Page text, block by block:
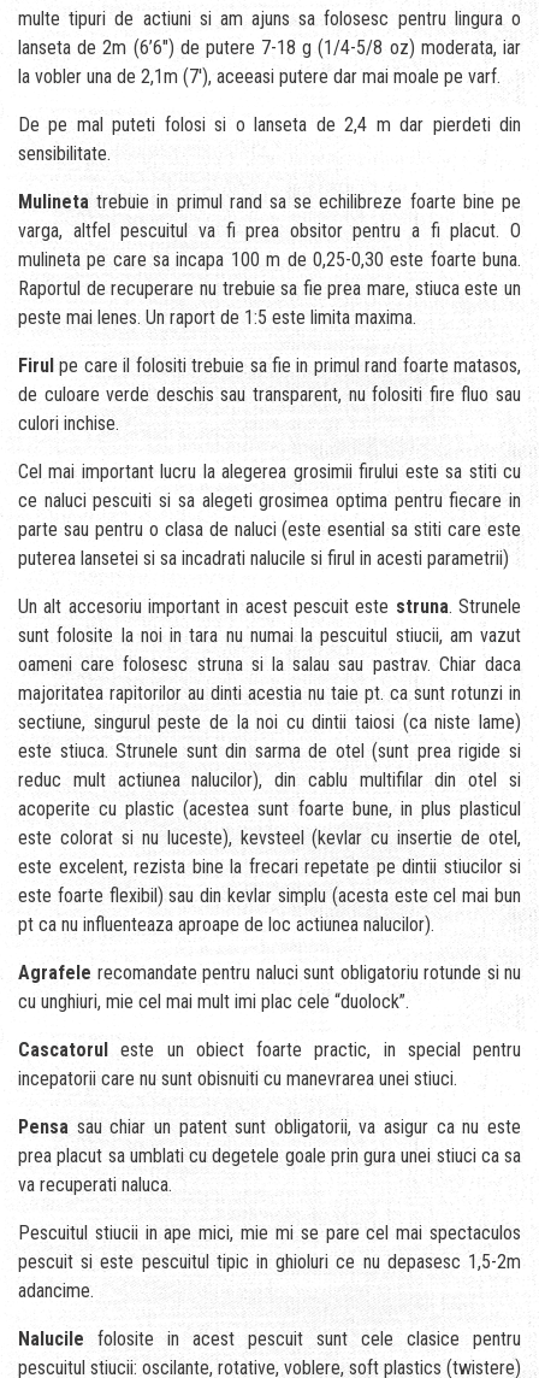
multe tipuri de actiuni si am ajuns sa folosesc pentru lingura o
lanseta de 2m (6’6″) de putere 7-18 g (1/4-5/8 oz) moderata, iar
la vobler una de 2,1m (7′), aceeasi putere dar mai moale pe varf.
De pe mal puteti folosi si o lanseta de 2,4 m dar pierdeti din
sensibilitate.
Mulineta trebuie in primul rand sa se echilibreze foarte bine pe
varga, altfel pescuitul va fi prea obsitor pentru a fi placut. O
mulineta pe care sa incapa 100 m de 0,25-0,30 este foarte buna.
Raportul de recuperare nu trebuie sa fie prea mare, stiuca este un
peste mai lenes. Un raport de 1:5 este limita maxima.
Firul pe care il folositi trebuie sa fie in primul rand foarte matasos,
de culoare verde deschis sau transparent, nu folositi fire fluo sau
culori inchise.
Cel mai important lucru la alegerea grosimii firului este sa stiti cu
ce naluci pescuiti si sa alegeti grosimea optima pentru fiecare in
parte sau pentru o clasa de naluci (este esential sa stiti care este
puterea lansetei si sa incadrati nalucile si firul in acesti parametrii)
Un alt accesoriu important in acest pescuit este struna. Strunele
sunt folosite la noi in tara nu numai la pescuitul stiucii, am vazut
oameni care folosesc struna si la salau sau pastrav. Chiar daca
majoritatea rapitorilor au dinti acestia nu taie pt. ca sunt rotunzi in
sectiune, singurul peste de la noi cu dintii taiosi (ca niste lame)
este stiuca. Strunele sunt din sarma de otel (sunt prea rigide si
reduc mult actiunea nalucilor), din cablu multifilar din otel si
acoperite cu plastic (acestea sunt foarte bune, in plus plasticul
este colorat si nu luceste), kevsteel (kevlar cu insertie de otel,
este excelent, rezista bine la frecari repetate pe dintii stiucilor si
este foarte flexibil) sau din kevlar simplu (acesta este cel mai bun
pt ca nu influenteaza aproape de loc actiunea nalucilor).
Agrafele recomandate pentru naluci sunt obligatoriu rotunde si nu
cu unghiuri, mie cel mai mult imi plac cele “duolock”.
Cascatorul
este un obiect foarte practic, in special pentru
incepatorii care nu sunt obisnuiti cu manevrarea unei stiuci.
Pensa sau chiar un patent sunt obligatorii, va asigur ca nu este
prea placut sa umblati cu degetele goale prin gura unei stiuci ca sa
va recuperati naluca.
Pescuitul stiucii in ape mici, mie mi se pare cel mai spectaculos
pescuit si este pescuitul tipic in ghioluri ce nu depasesc 1,5-2m
adancime.
Nalucile folosite in acest pescuit sunt cele clasice pentru
pescuitul stiucii: oscilante, rotative, voblere, soft plastics (twistere)